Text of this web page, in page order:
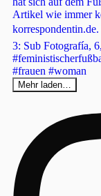
Mehr laden…